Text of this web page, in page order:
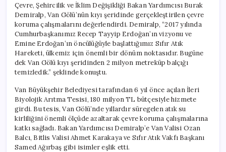
Milyon
Metreküp
Balçıktan
Arındırıldı
için
Çevre, Şehircilik ve İklim Değişikliği Bakan Yardımcısı Burak
Demiralp, Van Gölü’nün kıyı şeridinde gerçekleştirilen çevre
koruma çalışmalarını değerlendirdi. Demiralp, “2017 yılında
Cumhurbaşkanımız Recep Tayyip Erdoğan’ın vizyonu ve
Emine Erdoğan’ın öncülüğüyle başlattığımız Sıfır Atık
Hareketi, ülkemiz için önemli bir dönüm noktasıdır. Bugüne
dek Van Gölü kıyı şeridinden 2 milyon metreküp balçığı
temizledik.” şeklinde konuştu.
Van Büyükşehir Belediyesi tarafından 6 yıl önce açılan İleri
Biyolojik Arıtma Tesisi, 180 milyon TL bütçesiyle hizmete
girdi. Bu tesis, Van Gölü’nde yıllardır süregelen atık su
kirliliğini önemli ölçüde azaltarak çevre koruma çalışmalarına
katkı sağladı. Bakan Yardımcısı Demiralp’e Van Valisi Ozan
Balcı, Bitlis Valisi Ahmet Karakaya ve Sıfır Atık Vakfı Başkanı
Samed Ağırbaş gibi isimler eşlik etti.